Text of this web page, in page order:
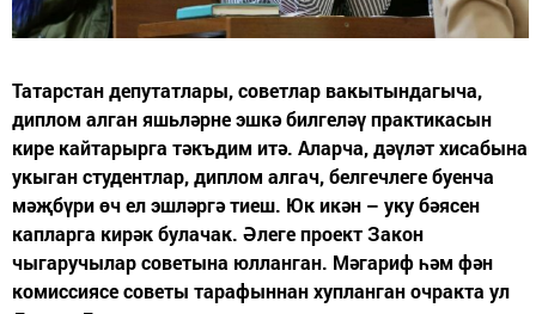
Татарстан депутатлары, советлар вакытындагыча,
диплом алган яшьләрне эшкә билгеләү практикасын
кире кайтарырга тәкъдим итә. Аларча, дәүләт хисабына
укыган студентлар, диплом алгач, белгечлеге буенча
мәҗбүри өч ел эшләргә тиеш. Юк икән – уку бәясен
капларга кирәк булачак. Әлеге проект Закон
чыгаручылар советына юлланган. Мәгариф һәм фән
комиссиясе советы тарафыннан хупланган очракта ул